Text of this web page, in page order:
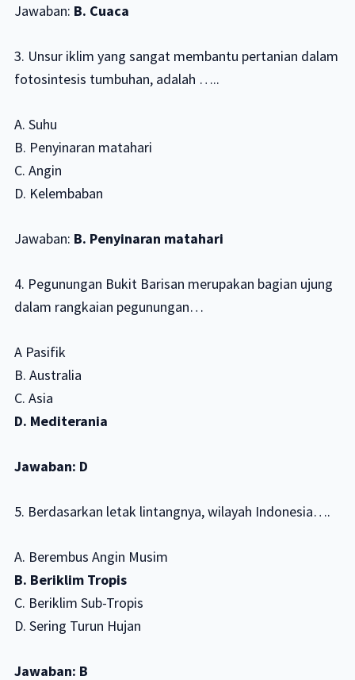
Jawaban: B. Cuaca
3. Unsur iklim yang sangat membantu pertanian dalam
fotosintesis tumbuhan, adalah …..
A. Suhu
B. Penyinaran matahari
C. Angin
D. Kelembaban
Jawaban: B. Penyinaran matahari
4. Pegunungan Bukit Barisan merupakan bagian ujung
dalam rangkaian pegunungan…
A Pasifik
B. Australia
C. Asia
D. Mediterania
Jawaban: D
5. Berdasarkan letak lintangnya, wilayah Indonesia….
A. Berembus Angin Musim
B. Beriklim Tropis
C. Beriklim Sub-Tropis
D. Sering Turun Hujan
Jawaban: B